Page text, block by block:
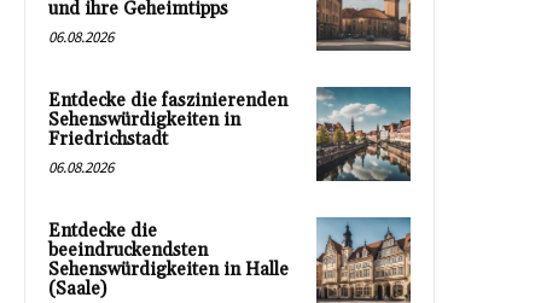
und ihre Geheimtipps
06.08.2026
Entdecke die faszinierenden
Sehenswürdigkeiten in
Friedrichstadt
06.08.2026
Entdecke die
beeindruckendsten
Sehenswürdigkeiten in Halle
(Saale)